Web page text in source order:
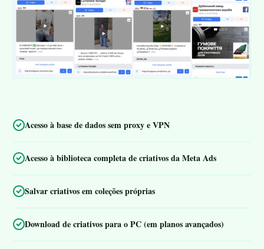
Acesso à base de dados sem proxy e VPN
Acesso à biblioteca completa de criativos da Meta Ads
Salvar criativos em coleções próprias
Download de criativos para o PC (em planos avançados)